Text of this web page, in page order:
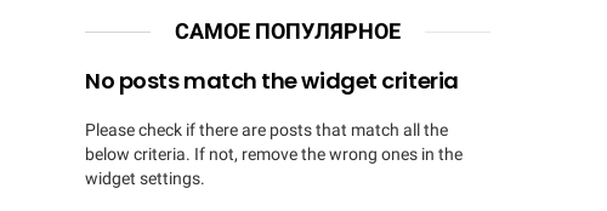
САМОЕ ПОПУЛЯРНОЕ
No posts match the widget criteria
Please check if there are posts that match all the
below criteria. If not, remove the wrong ones in the
widget settings.